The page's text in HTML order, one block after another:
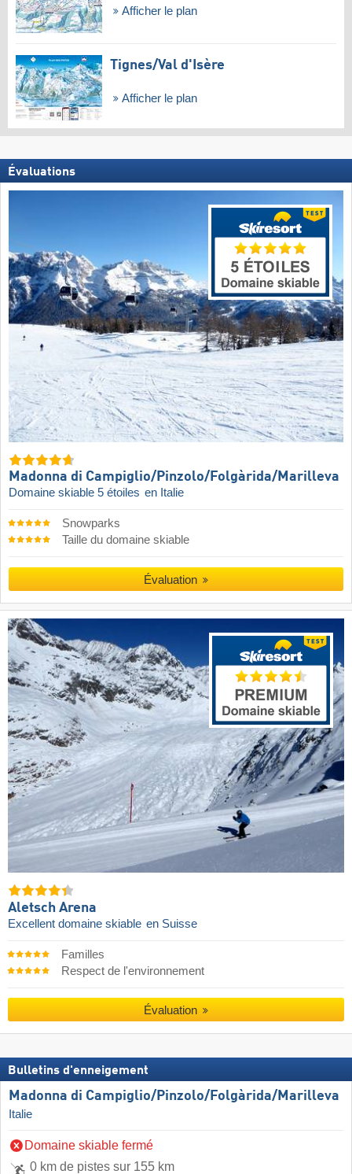
Afficher le plan
Tignes/​Val d'Isère
Afficher le plan
Évaluations
Madonna di Campiglio/​Pinzolo/​Folgàrida/​Marilleva
Domaine skiable 5 étoiles en Italie
Snowparks
Taille du domaine skiable
Évaluation
Aletsch Arena
Excellent domaine skiable en Suisse
Familles
Respect de l'environnement
Évaluation
Bulletins d'enneigement
Madonna di Campiglio/​Pinzolo/​Folgàrida/​Marilleva
Italie
Domaine skiable fermé
0 km de pistes sur 155 km